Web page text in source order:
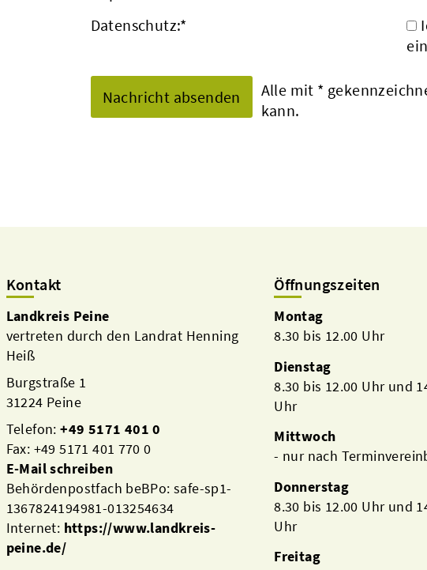
Datenschutz:*
Alle mit *
kann.
Kontakt
Landkreis Peine
vertreten durch den Landrat Henning
Heiß
Burgstraße 1
31224 Peine
Telefon:+49 5171 401 0
Fax: +49 5171 401 770 0
E-Mail schreiben
Behördenpostfach beBPo: safe-sp1-
1367824194981-013254634
Internet: https://www.landkreis-
peine.de/
Öffnungszeiten
Montag
8.30 bis 12.00 Uhr
Dienstag
8.30 bis 12.00 Uhr und
Uhr
Mittwoch
- nur nach
Donnerstag
8.30 bis 12.00 Uhr und
Uhr
Freitag